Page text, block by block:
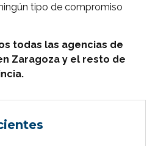
tipo de compromiso
todas las agencias de
Zaragoza y el resto de